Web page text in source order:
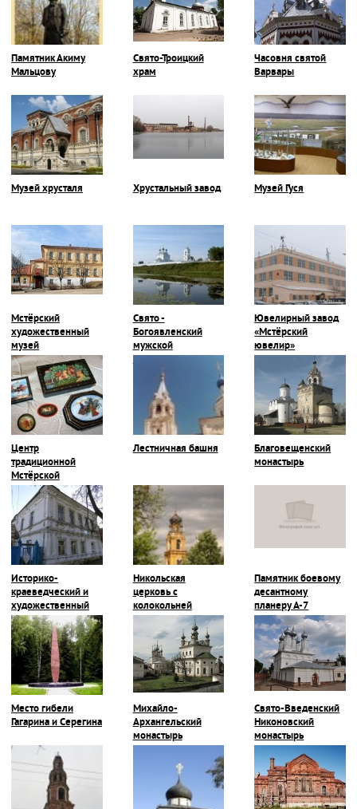
Памятник Акиму
Мальцову
Свято-Троицкий
храм
Часовня святой
Варвары
Музей хрусталя Хрустальный завод Музей Гуся
Мстёрский
художественный
музей
Свято -
Богоявленский
мужской
Ювелирный завод
«Мстёрский
ювелир»
Центр
традиционной
Мстёрской
миниатюры
Лестничная башня
Благовещенский
монастырь
Историко-
краеведческий и
художественный
музей
Никольская
церковь с
колокольней
Памятник боевому
десантному
планеру А-7
Место гибели
Гагарина и Серегина
Михайло-
Архангельский
монастырь
Свято-Введенский
Никоновский
монастырь